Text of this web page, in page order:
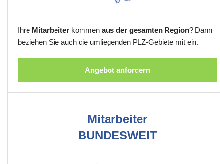
Ihre Mitarbeiter kommen aus der gesamten Region? Dann
beziehen Sie auch die umliegenden PLZ-Gebiete mit ein.
Angebot anfordern
Mitarbeiter
BUNDESWEIT